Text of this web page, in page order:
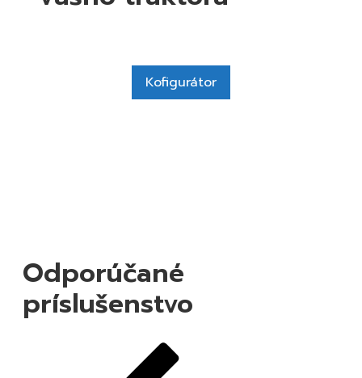
Kofigurátor
Odporúčané
príslušenstvo